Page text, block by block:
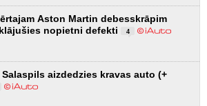
Aston Martin debesskrāpim
nopietni defekti
4
aizdedzies kravas auto (+